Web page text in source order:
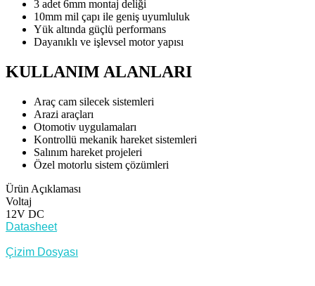
3 adet 6mm montaj deliği
10mm mil çapı ile geniş uyumluluk
Yük altında güçlü performans
Dayanıklı ve işlevsel motor yapısı
KULLANIM ALANLARI
Araç cam silecek sistemleri
Arazi araçları
Otomotiv uygulamaları
Kontrollü mekanik hareket sistemleri
Salınım hareket projeleri
Özel motorlu sistem çözümleri
Ürün Açıklaması
Voltaj
12V DC
Datasheet
Çizim Dosyası